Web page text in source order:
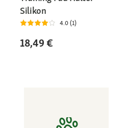
Silikon
4.0 (1)
18,49 €